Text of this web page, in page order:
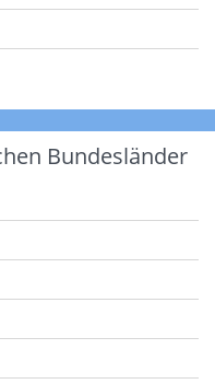
Bundesländer